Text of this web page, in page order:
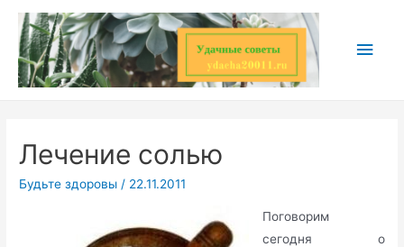
Перейти
содержимому
Лечение солью
Будьте здоровы / 22.11.2011
Поговорим
сегодня о